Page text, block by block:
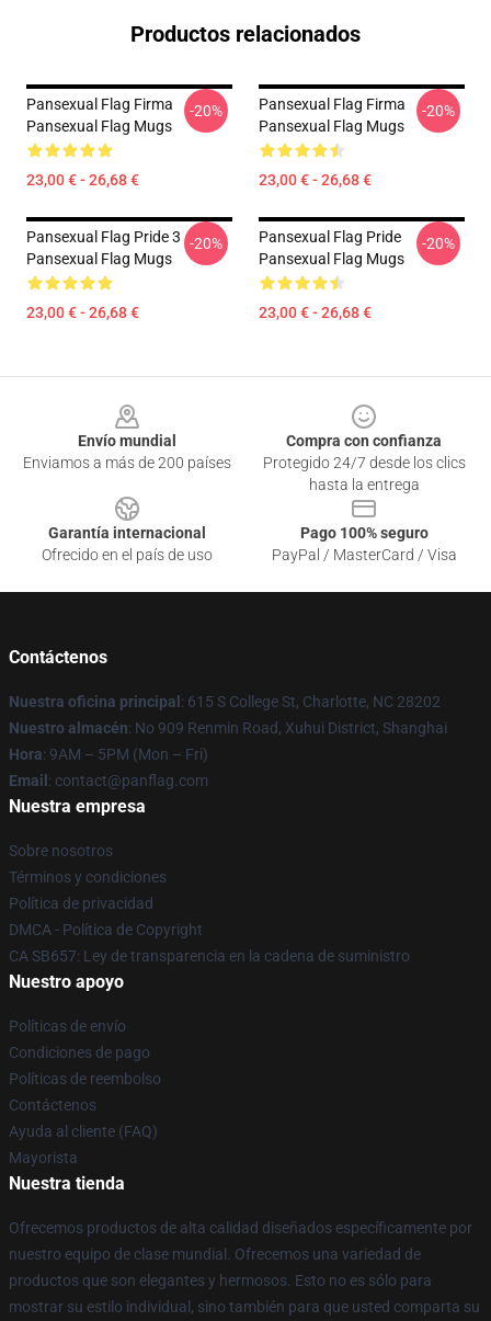
Productos relacionados
Pansexual Flag Firma
Pansexual Flag Mugs
23,00 € - 26,68 €
-20%
Pansexual Flag Firma
Pansexual Flag Mugs
23,00 € - 26,68 €
-20%
Pansexual Flag Pride 3
Pansexual Flag Mugs
23,00 € - 26,68 €
-20%
Pansexual Flag Pride
Pansexual Flag Mugs
23,00 € - 26,68 €
-20%
Envío mundial
Enviamos a más de 200 países
Compra con confianza
Protegido 24/7 desde los clics
hasta la entrega
Garantía internacional
Ofrecido en el país de uso
Pago 100% seguro
PayPal / MasterCard / Visa
Contáctenos
Nuestra oficina principal : 615 S College St, Charlotte, NC 28202
Nuestro almacén: No 909 Renmin Road, Xuhui District, Shanghai
Hora: 9AM – 5PM (Mon – Fri)
Email : contact@panflag.com
Nuestra empresa
Sobre nosotros
Términos y condiciones
Política de privacidad
DMCA - Política de Copyright
CA SB657: Ley de transparencia en la cadena de suministro
Nuestro apoyo
Políticas de envío
Condiciones de pago
Políticas de reembolso
Contáctenos
Ayuda al cliente (FAQ)
Mayorista
Nuestra tienda
Ofrecemos productos de alta calidad diseñados específicamente por
nuestro equipo de clase mundial. Ofrecemos una variedad de
productos que son elegantes y hermosos. Esto no es sólo para
mostrar su estilo individual, sino también para que usted comparta su